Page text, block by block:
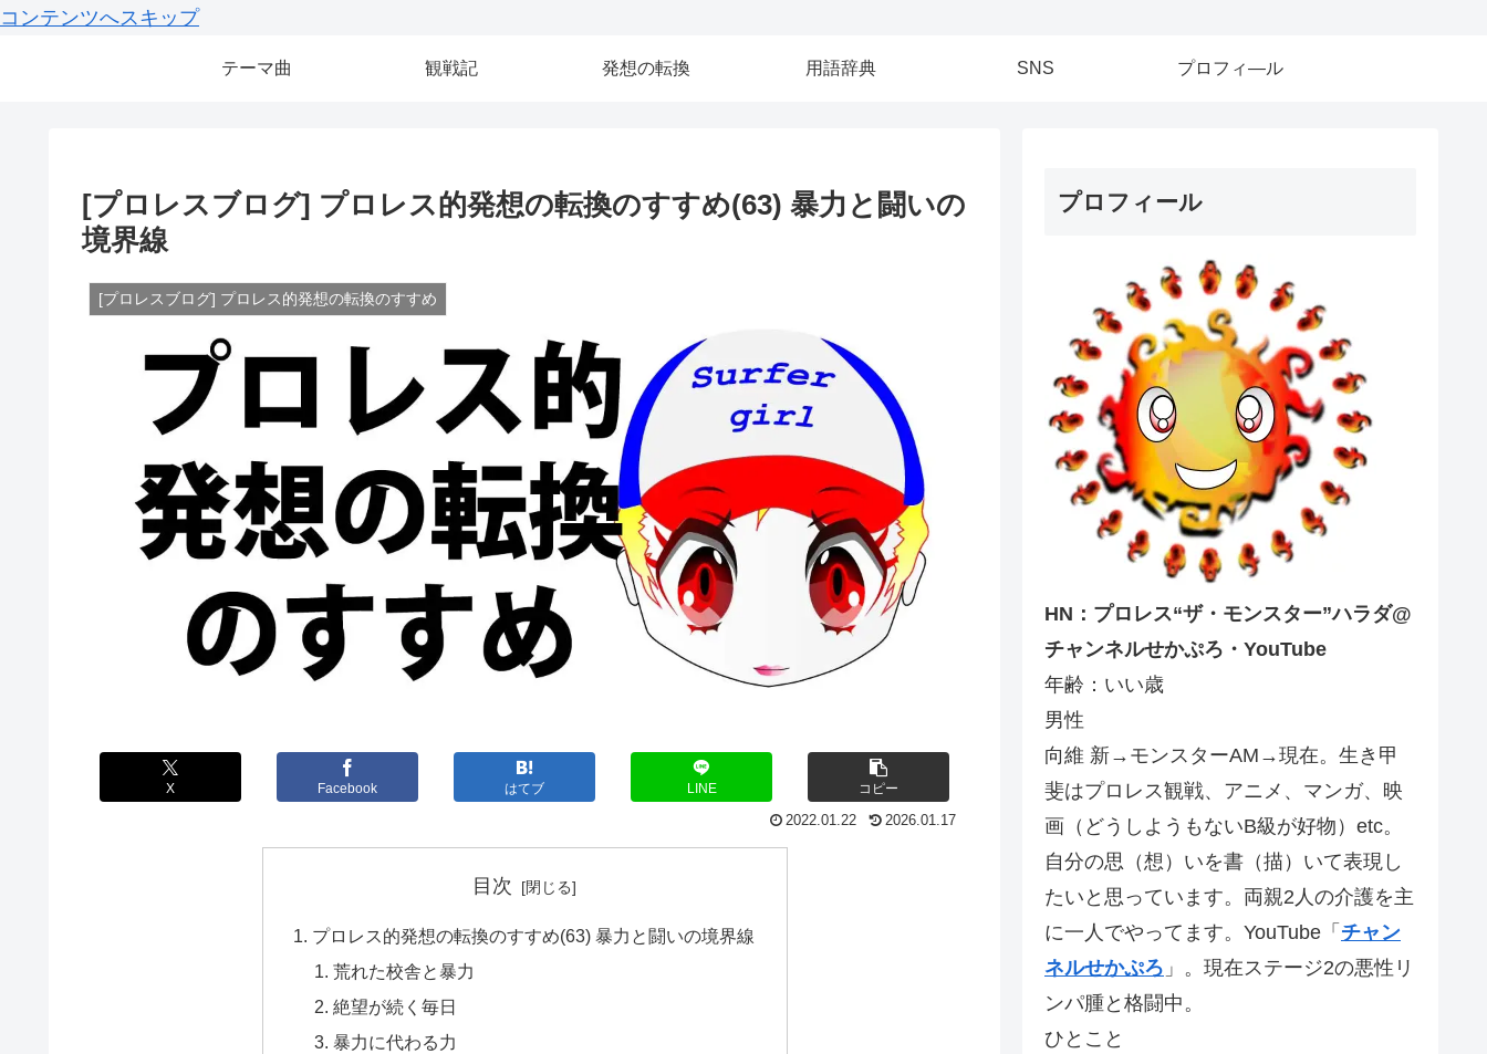
コンテンツへスキップ
テーマ曲 観戦記 発想の転換 用語辞典 SNS プロフィ―ル
[プロレスブログ] プロレス的発想の転換のすすめ(63) 暴力と闘いの
境界線
[プロレスブログ] プロレス的発想の転換のすすめ
X Facebook はてブ LINE コピー
2022.01.22 2026.01.17
目次
プロレス的発想の転換のすすめ(63) 暴力と闘いの境界線
荒れた校舎と暴力
絶望が続く毎日
暴力に代わる力
プロフィール
HN：プロレス“ザ・モンスター”ハラダ@
チャンネルせかぷろ・YouTube
年齢：いい歳
男性
向維 新→モンスターAM→現在。生き甲
斐はプロレス観戦、アニメ、マンガ、映
画（どうしようもないB級が好物）etc。
自分の思（想）いを書（描）いて表現し
たいと思っています。両親2人の介護を主
に一人でやってます。YouTube「 チャン
ネルせかぷろ 」。現在ステージ2の悪性リ
ンパ腫と格闘中。
ひとこと